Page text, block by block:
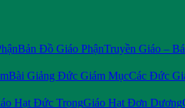
Bản Đồ Giáo PhậnTruyền Giáo –
Bài Giảng Đức Giám MụcCác Đức
Hạt Đức TrọngGiáo Hạt Đơn Dương